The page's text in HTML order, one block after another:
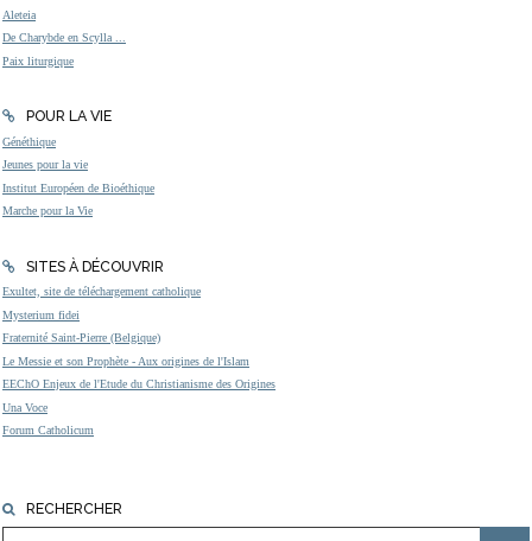
Aleteia
De Charybde en Scylla ...
Paix liturgique
POUR LA VIE
Généthique
Jeunes pour la vie
Institut Européen de Bioéthique
Marche pour la Vie
SITES À DÉCOUVRIR
Exultet, site de téléchargement catholique
Mysterium fidei
Fraternité Saint-Pierre (Belgique)
Le Messie et son Prophète - Aux origines de l'Islam
EEChO Enjeux de l'Etude du Christianisme des Origines
Una Voce
Forum Catholicum
RECHERCHER